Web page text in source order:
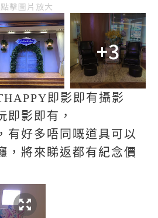
點擊圖片放大
+3
即影即有攝影
即影即有，
有好多唔同嘅道具可以
，將來睇返都有紀念價